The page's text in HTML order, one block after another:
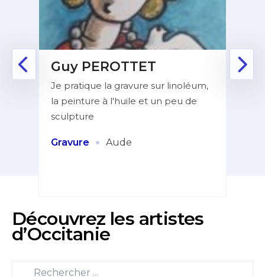
Guy PEROTTET
Je pratique la gravure sur linoléum,
la peinture à l'huile et un peu de
sculpture
Gravure · Aude
Découvrez les artistes
d’Occitanie